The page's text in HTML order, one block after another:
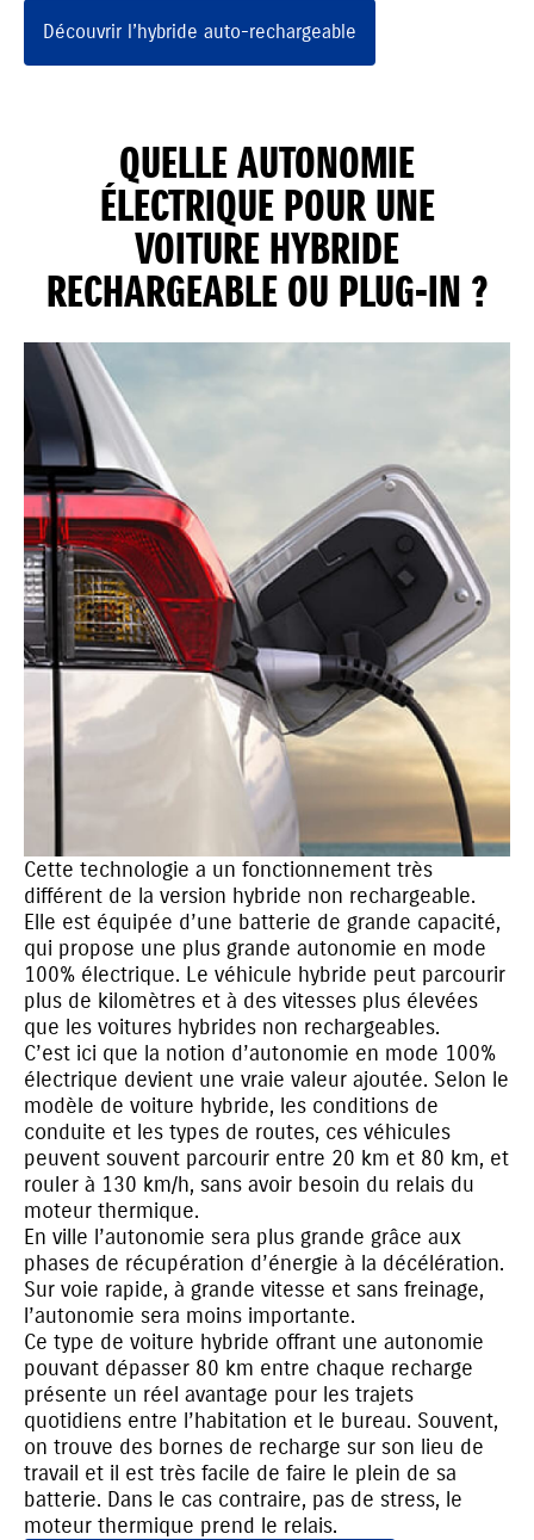
Découvrir l’hybride auto-rechargeable
QUELLE AUTONOMIE
ÉLECTRIQUE POUR UNE
VOITURE HYBRIDE
RECHARGEABLE OU PLUG-IN ?
Cette technologie a un fonctionnement très
différent de la version hybride non rechargeable.
Elle est équipée d’une batterie de grande capacité,
qui propose une plus grande autonomie en mode
100% électrique. Le véhicule hybride peut parcourir
plus de kilomètres et à des vitesses plus élevées
que les voitures hybrides non rechargeables.
C’est ici que la notion d’autonomie en mode 100%
électrique devient une vraie valeur ajoutée. Selon le
modèle de voiture hybride, les conditions de
conduite et les types de routes, ces véhicules
peuvent souvent parcourir entre 20 km et 80 km, et
rouler à 130 km/h, sans avoir besoin du relais du
moteur thermique.
En ville l’autonomie sera plus grande grâce aux
phases de récupération d’énergie à la décélération.
Sur voie rapide, à grande vitesse et sans freinage,
l’autonomie sera moins importante.
Ce type de voiture hybride offrant une autonomie
pouvant dépasser 80 km entre chaque recharge
présente un réel avantage pour les trajets
quotidiens entre l’habitation et le bureau. Souvent,
on trouve des bornes de recharge sur son lieu de
travail et il est très facile de faire le plein de sa
batterie. Dans le cas contraire, pas de stress, le
moteur thermique prend le relais.